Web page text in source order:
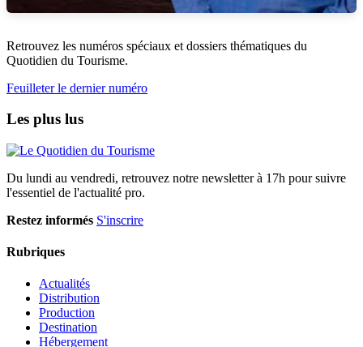
Retrouvez les numéros spéciaux et dossiers thématiques du
Quotidien du Tourisme.
Feuilleter le dernier numéro
Les plus lus
Du lundi au vendredi, retrouvez notre newsletter à 17h pour suivre
l'essentiel de l'actualité pro.
Restez informés S'inscrire
Rubriques
Actualités
Distribution
Production
Destination
Hébergement